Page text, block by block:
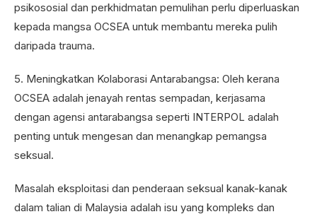
psikososial dan perkhidmatan pemulihan perlu diperluaskan
kepada mangsa OCSEA untuk membantu mereka pulih
daripada trauma.
5. Meningkatkan Kolaborasi Antarabangsa: Oleh kerana
OCSEA adalah jenayah rentas sempadan, kerjasama
dengan agensi antarabangsa seperti INTERPOL adalah
penting untuk mengesan dan menangkap pemangsa
seksual.
Masalah eksploitasi dan penderaan seksual kanak-kanak
dalam talian di Malaysia adalah isu yang kompleks dan